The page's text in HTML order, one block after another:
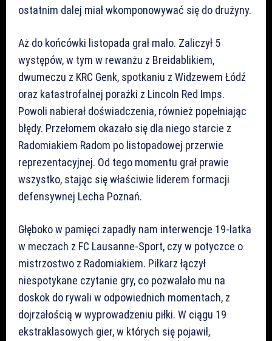
ostatnim dalej miał wkomponowywać się do drużyny.
Aż do końcówki listopada grał mało. Zaliczył 5
występów, w tym w rewanżu z Breidablikiem,
dwumeczu z KRC Genk, spotkaniu z Widzewem Łódź
oraz katastrofalnej porażki z Lincoln Red Imps.
Powoli nabierał doświadczenia, również popełniając
błędy. Przełomem okazało się dla niego starcie z
Radomiakiem Radom po listopadowej przerwie
reprezentacyjnej. Od tego momentu grał prawie
wszystko, stając się właściwie liderem formacji
defensywnej Lecha Poznań.
Głęboko w pamięci zapadły nam interwencje 19-latka
w meczach z FC Lausanne-Sport, czy w potyczce o
mistrzostwo z Radomiakiem. Piłkarz łączył
niespotykane czytanie gry, co pozwalało mu na
doskok do rywali w odpowiednich momentach, z
dojrzałością w wyprowadzeniu piłki. W ciągu 19
ekstraklasowych gier, w których się pojawił,